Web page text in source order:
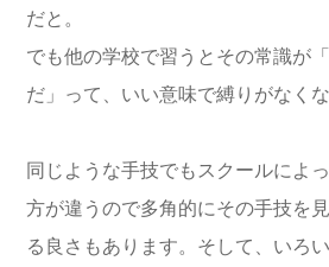
だと。
でも他の学校で習うとその常識が
だ」って、いい意味で縛りがなく
同じような手技でもスクールによ
方が違うので多角的にその手技を
る良さもあります。そして、いろ